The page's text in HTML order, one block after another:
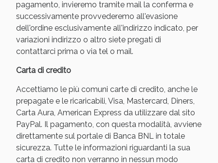
pagamento, invieremo tramite mail la conferma e
successivamente provvederemo all'evasione
dell'ordine esclusivamente all'indirizzo indicato, per
variazioni indirizzo o altro siete pregati di
contattarci prima o via tel o mail.
Carta di credito
Accettiamo le più comuni carte di credito, anche le
prepagate e le ricaricabili, Visa, Mastercard, Diners,
Carta Aura, American Express da utilizzare dal sito
PayPal. Il pagamento, con questa modalità, avviene
direttamente sul portale di Banca BNL in totale
sicurezza. Tutte le informazioni riguardanti la sua
carta di credito non verranno in nessun modo